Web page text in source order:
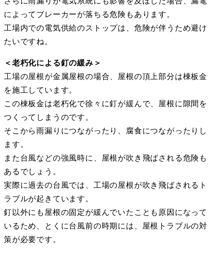
によってブレーカーが落ちる危険もあります。
工場内での電気供給のストップは、危険が伴うため避け
たいですね。
＜老朽化による釘の緩み＞
工場の屋根が金属屋根の場合、屋根の頂上部分は棟板金
を施工しています。
この棟板金は老朽化で徐々に釘が緩んで、屋根に隙間を
つくってしまうのです。
そこから雨漏りにつながったり、腐食につながったりし
ます。
また台風などの強風時に、屋根が吹き飛ばされる危険も
あるでしょう。
実際に過去の台風では、工場の屋根が吹き飛ばされるト
ラブルが起きています。
釘以外にも屋根の固定が緩んでいたことも原因になって
いるため、とくに台風前の時期には、屋根トラブルの対
策が必要です。